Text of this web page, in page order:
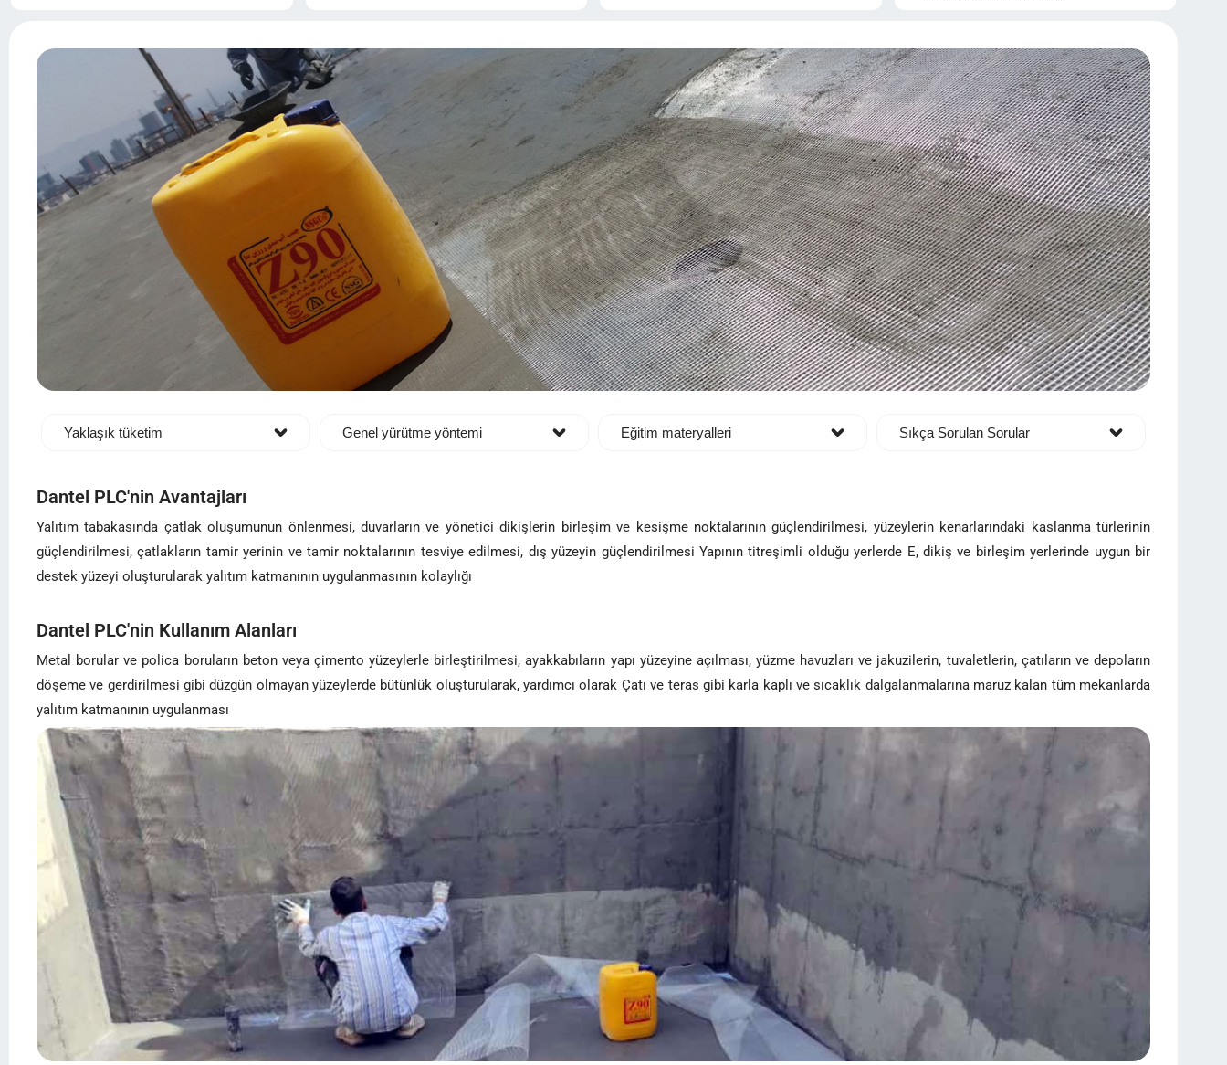
Yaklaşık tüketim Genel yürütme yöntemi Eğitim materyalleri Sıkça Sorulan Sorular
Dantel PLC'nin Avantajları
Yalıtım tabakasında çatlak oluşumunun önlenmesi, duvarların ve yönetici dikişlerin birleşim ve kesişme noktalarının güçlendirilmesi, yüzeylerin kenarlarındaki kaslanma türlerinin
güçlendirilmesi, çatlakların tamir yerinin ve tamir noktalarının tesviye edilmesi, dış yüzeyin güçlendirilmesi Yapının titreşimli olduğu yerlerde E, dikiş ve birleşim yerlerinde uygun bir
destek yüzeyi oluşturularak yalıtım katmanının uygulanmasının kolaylığı
Dantel PLC'nin Kullanım Alanları
Metal borular ve polica boruların beton veya çimento yüzeylerle birleştirilmesi, ayakkabıların yapı yüzeyine açılması, yüzme havuzları ve jakuzilerin, tuvaletlerin, çatıların ve depoların
döşeme ve gerdirilmesi gibi düzgün olmayan yüzeylerde bütünlük oluşturularak, yardımcı olarak Çatı ve teras gibi karla kaplı ve sıcaklık dalgalanmalarına maruz kalan tüm mekanlarda
yalıtım katmanının uygulanması